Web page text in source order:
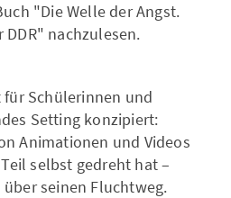
"Die Welle der Angst.
DDR" nachzulesen.
Schülerinnen und
Setting konzipiert:
Animationen und Videos
selbst gedreht hat –
seinen Fluchtweg.